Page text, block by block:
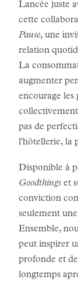
Lancée juste
cette
Pause, une
relation
La
augmenter
encourage les
pas de
l'hôtellerie, la
Disponible à
Goodthings et
conviction
seulement
Ensemble,
peut inspirer
profonde et
longtemps